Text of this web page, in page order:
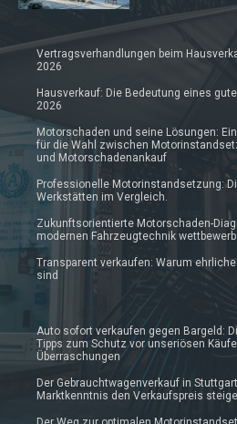
Vertragsverhandlungen beim
2026
Hausverkauf: Die Bedeutung eines
2026
Motorschaden und seine Lösungen:
für die Wahl zwischen
und Motorschadenankauf
Professionelle Motorinstandsetzung:
Werkstätten im Vergleich.
Zukunftsorientierte Motorschaden-
modernen Fahrzeugtechnik
Transparent verkaufen: Warum
sind
Auto sofort verkaufen gegen Bargeld:
Tipps zum Schutz vor unseriösen
Überraschungen
Der Gebrauchtwagenverkauf in
Marktkenntnis den Verkaufspreis